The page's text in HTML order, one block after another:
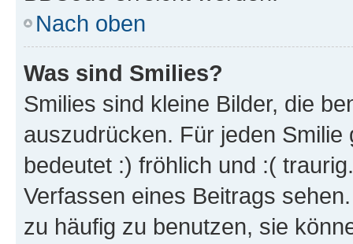
Nach oben
Was sind Smilies?
Smilies sind kleine Bilder, die
auszudrücken. Für jeden
bedeutet :) fröhlich und :(
Verfassen eines Beitrags
zu häufig zu benutzen, sie